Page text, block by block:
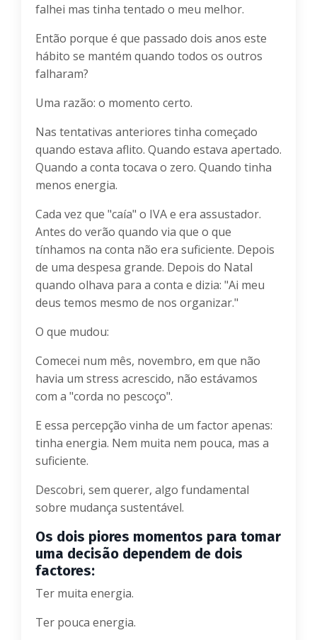
falhei mas tinha tentado o meu melhor.
Então porque é que passado dois anos este
hábito se mantém quando todos os outros
falharam?
Uma razão: o momento certo.
Nas tentativas anteriores tinha começado
quando estava aflito. Quando estava apertado.
Quando a conta tocava o zero. Quando tinha
menos energia.
Cada vez que "caía" o IVA e era assustador.
Antes do verão quando via que o que
tínhamos na conta não era suficiente. Depois
de uma despesa grande. Depois do Natal
quando olhava para a conta e dizia: "Ai meu
deus temos mesmo de nos organizar."
O que mudou:
Comecei num mês, novembro, em que não
havia um stress acrescido, não estávamos
com a "corda no pescoço".
E essa percepção vinha de um factor apenas:
tinha energia. Nem muita nem pouca, mas a
suficiente.
Descobri, sem querer, algo fundamental
sobre mudança sustentável.
Os dois piores momentos para tomar
uma decisão dependem de dois
factores:
Ter muita energia.
Ter pouca energia.